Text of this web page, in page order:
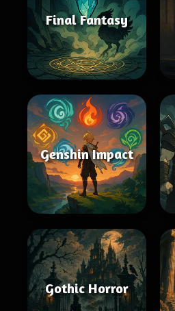
Final Fantasy
Genshin Impact
Gothic Horror